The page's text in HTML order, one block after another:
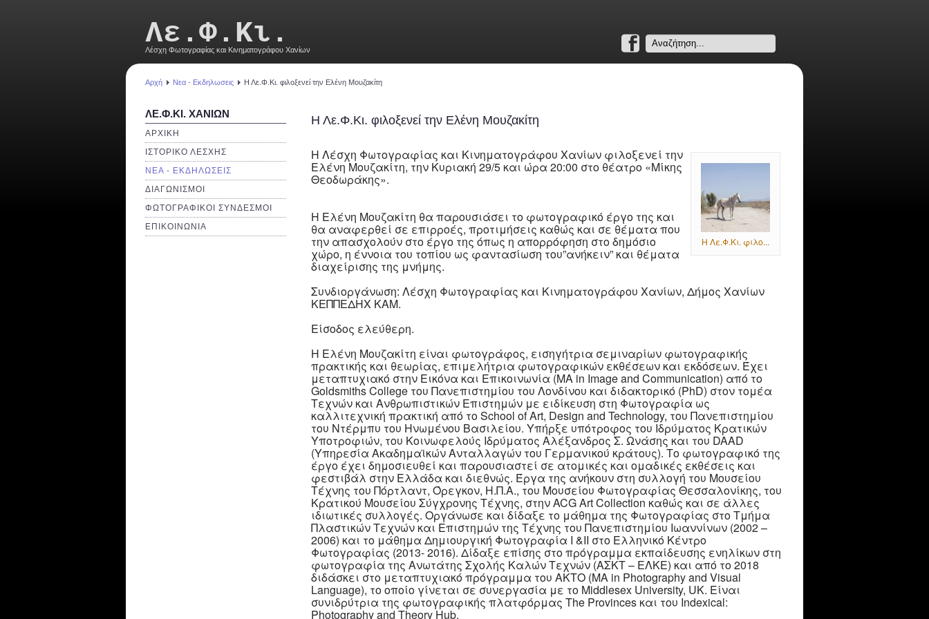
Λε.Φ.Κι.
Λέσχη Φωτογραφίας και Κινηματογράφου Χανίων
Search
...
Αρχή Νεα - Εκδηλωσεις Η Λε.Φ.Κι. φιλοξενεί την Ελένη Μουζακίτη
ΛΕ.Φ.ΚΙ. ΧΑΝΙΩΝ
ΑΡΧΙΚΗ
ΙΣΤΟΡΙΚΟ ΛΕΣΧΗΣ
ΝΕΑ - ΕΚΔΗΛΩΣΕΙΣ
ΔΙΑΓΩΝΙΣΜΟΙ
ΦΩΤΟΓΡΑΦΙΚΟΙ ΣΥΝΔΕΣΜΟΙ
ΕΠΙΚΟΙΝΩΝΙΑ
Η Λε.Φ.Κι. φιλοξενεί την Ελένη Μουζακίτη
Η Λε.Φ.Κι. φιλο...
Η Λέσχη Φωτογραφίας και Κινηματογράφου Χανίων φιλοξενεί την
Ελένη Μουζακίτη, την Κυριακή 29/5 και ώρα 20:00 στο θέατρο «Μίκης
Θεοδωράκης».
Η Ελένη Μουζακίτη θα παρουσιάσει το φωτογραφικό έργο της και
θα αναφερθεί σε επιρροές, προτιμήσεις καθώς και σε θέματα που
την απασχολούν στο έργο της όπως η απορρόφηση στο δημόσιο
χώρο, η έννοια του τοπίου ως φαντασίωση του”ανήκειν” και θέματα
διαχείρισης της μνήμης.
Συνδιοργάνωση: Λέσχη Φωτογραφίας και Κινηματογράφου Χανίων, Δήμος Χανίων
ΚΕΠΠΕΔΗΧ ΚΑΜ.
Είσοδος ελεύθερη.
Η Ελένη Μουζακίτη είναι φωτογράφος, εισηγήτρια σεμιναρίων φωτογραφικής
πρακτικής και θεωρίας, επιμελήτρια φωτογραφικών εκθέσεων και εκδόσεων. Έχει
μεταπτυχιακό στην Εικόνα και Επικοινωνία (ΜΑ in Image and Communication) από το
Goldsmiths College του Πανεπιστημίου του Λονδίνου και διδακτορικό (PhD) στον τομέα
Τεχνών και Ανθρωπιστικών Επιστημών με ειδίκευση στη Φωτογραφία ως
καλλιτεχνική πρακτική από το School of Art, Design and Technology, του Πανεπιστημίου
του Ντέρμπυ του Ηνωμένου Βασιλείου. Υπήρξε υπότροφος του Iδρύματος Κρατικών
Υποτροφιών, του Κοινωφελούς Ιδρύματος Αλέξανδρος Σ. Ωνάσης και του DAAD
(Υπηρεσία Ακαδημαϊκών Ανταλλαγών του Γερμανικού κράτους). Το φωτογραφικό της
έργο έχει δημοσιευθεί και παρουσιαστεί σε ατομικές και ομαδικές εκθέσεις και
φεστιβάλ στην Ελλάδα και διεθνώς. Έργα της ανήκουν στη συλλογή του Μουσείου
Τέχνης του Πόρτλαντ, Όρεγκον, Η.Π.Α., του Μουσείου Φωτογραφίας Θεσσαλονίκης, του
Κρατικού Μουσείου Σύγχρονης Τέχνης, στην ACG Art Collection καθώς και σε άλλες
ιδιωτικές συλλογές. Οργάνωσε και δίδαξε το μάθημα της Φωτογραφίας στο Τμήμα
Πλαστικών Τεχνών και Επιστημών της Τέχνης του Πανεπιστημίου Ιωαννίνων (2002 –
2006) και το μάθημα Δημιουργική Φωτογραφία Ι &ΙΙ στο Ελληνικό Κέντρο
Φωτογραφίας (2013- 2016). Δίδαξε επίσης στο πρόγραμμα εκπαίδευσης ενηλίκων στη
φωτογραφία της Ανωτάτης Σχολής Καλών Τεχνών (ΑΣΚΤ – ΕΛΚΕ) και από το 2018
διδάσκει στο μεταπτυχιακό πρόγραμμα του ΑΚΤΟ (ΜΑ in Photography and Visual
Language), το οποίο γίνεται σε συνεργασία με το Middlesex University, UK. Είναι
συνιδρύτρια της φωτογραφικής πλατφόρμας The Provinces και του Indexical:
Photography and Theory Hub.